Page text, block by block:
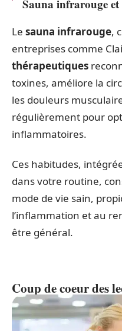
Sauna infrarouge
Le sauna infrarouge,
entreprises comme
thérapeutiques
toxines, améliore la
les douleurs
régulièrement pour
inflammatoires.
Ces habitudes,
dans votre routine,
mode de vie sain,
l’inflammation et au
être général.
Coup de coeur des